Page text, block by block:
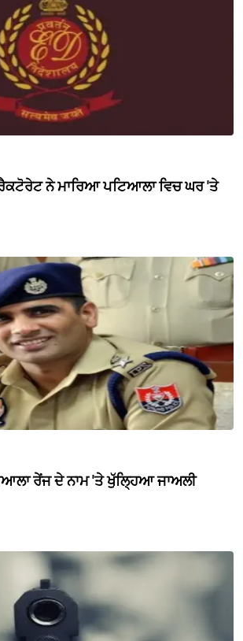
ਨੇ ਮਾਰਿਆ ਪਟਿਆਲਾ ਵਿਚ ਘਰ 'ਤੇ
ਰੇਂਜ ਦੇ ਨਾਮ 'ਤੇ ਖੁੱਲ੍ਹਿਆ ਜਾਅਲੀ